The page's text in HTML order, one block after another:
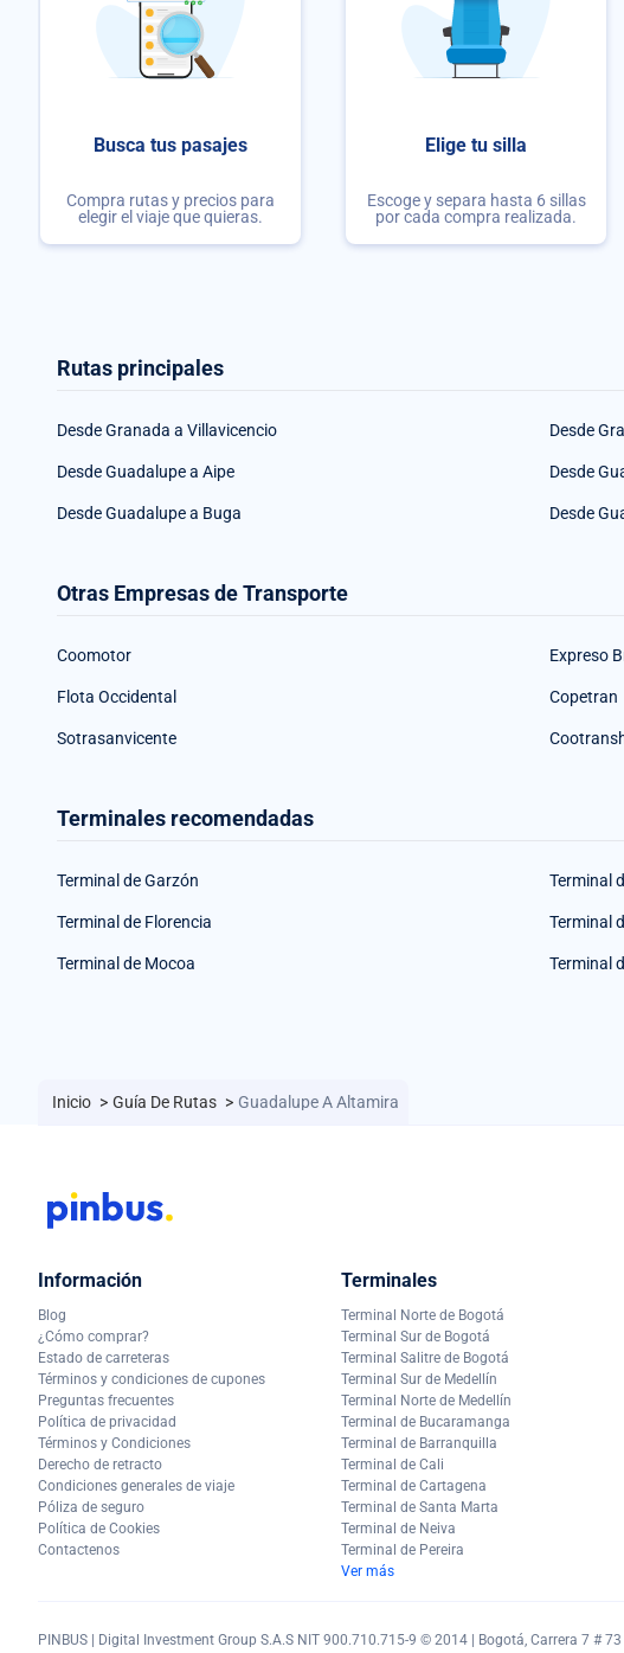
Busca tus pasajes
Compra rutas y precios para
elegir el viaje que quieras.
Elige tu silla
Escoge y separa hasta 6 sillas
por cada compra realizada.
Rutas principales
Desde Granada a Villavicencio Desde
Desde Guadalupe a Aipe Desde
Desde Guadalupe a Buga Desde
Otras Empresas de Transporte
Coomotor Expreso
Flota Occidental Copetran
Sotrasanvicente
Terminales recomendadas
Terminal de Garzón Terminal
Terminal de Florencia Terminal
Terminal de Mocoa Terminal
Inicio > Guía De Rutas > Guadalupe A Altamira
Información
Blog
¿Cómo comprar?
Estado de carreteras
Términos y condiciones de cupones
Preguntas frecuentes
Política de privacidad
Términos y Condiciones
Derecho de retracto
Condiciones generales de viaje
Póliza de seguro
Política de Cookies
Contactenos
Terminales
Terminal Norte de Bogotá
Terminal Sur de Bogotá
Terminal Salitre de Bogotá
Terminal Sur de Medellín
Terminal Norte de Medellín
Terminal de Bucaramanga
Terminal de Barranquilla
Terminal de Cali
Terminal de Cartagena
Terminal de Santa Marta
Terminal de Neiva
Terminal de Pereira
Ver más
PINBUS | Digital Investment Group S.A.S NIT 900.710.715-9 © 2014 | Bogotá, Carrera 7 # 73